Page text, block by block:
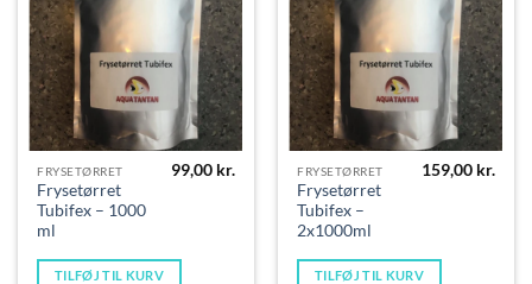
FRYSETØRRET
Frysetørret
Tubifex – 1000
ml
99,00 kr.
TILFØJ TIL KURV
FRYSETØRRET
Frysetørret
Tubifex –
2x1000ml
159,00 kr.
TILFØJ TIL KURV